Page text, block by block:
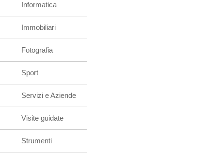
Informatica
Immobiliari
Fotografia
Sport
Servizi e Aziende
Visite guidate
Strumenti